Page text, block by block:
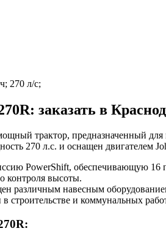
270 л/с;
заказать в
трактор, предназначенный для
270 л.с. и оснащен двигателем
PowerShift, обеспечивающую 16
контроля высоты.
различным навесным
в строительстве и коммунальных